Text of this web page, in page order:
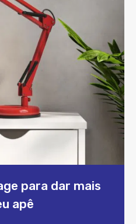
para dar mais
apê